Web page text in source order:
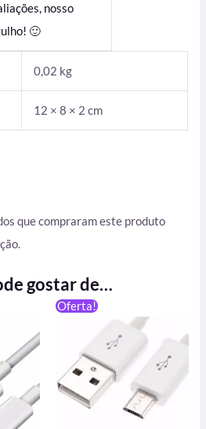
nosso
🙂
0,02 kg
12 × 8 × 2 cm
que compraram este produto
gostar de…
Oferta!
preço
original
era:
R$ 39,90.
R$ 25,00.